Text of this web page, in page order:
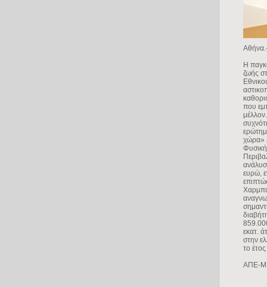
Η
ζωής
που
χώρα»
ευρώ,
εκατ.
στην
το
ΑΠΕ-